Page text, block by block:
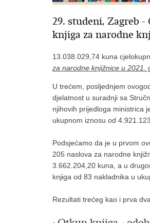
29. studeni, Zagreb
knjiga za narodne
13.038.029,74 kuna
za narodne knjižnice u 2021.
U trećem, posljednjem
djelatnost u suradnji sa
njihovih prijedloga ministrica
ukupnom iznosu od
Podsjećamo da je u prvom
205 naslova za narodne
3.662.204,20 kuna, a u
knjiga od 83 nakladnika u
Rezultati trećeg kao i prva